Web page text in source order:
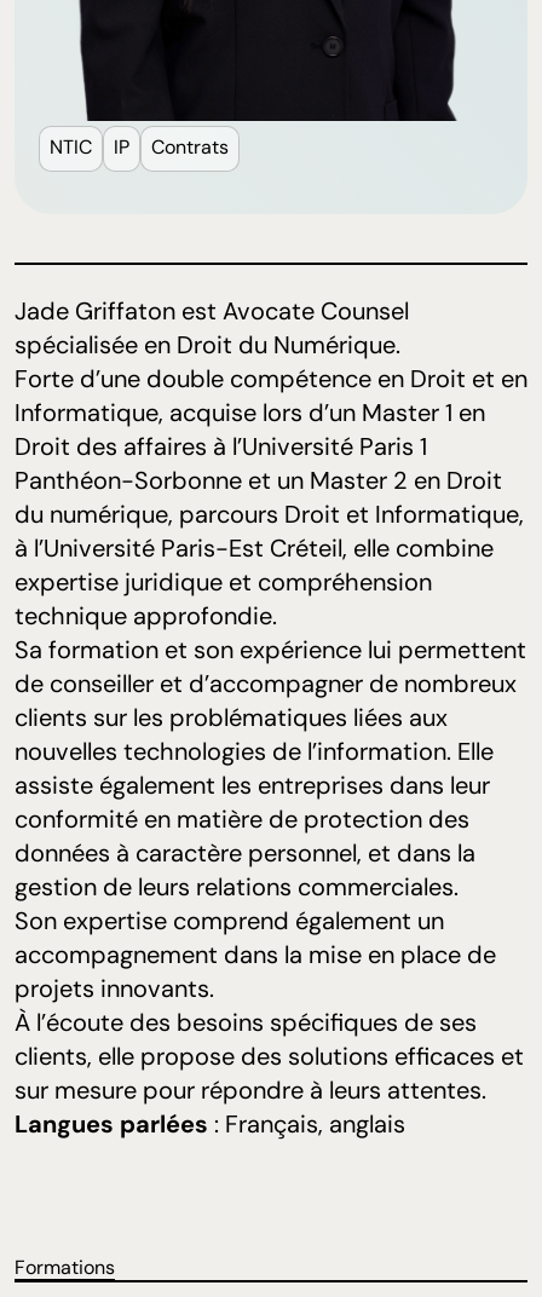
NTIC IP Contrats
Jade Griffaton est Avocate Counsel
spécialisée en Droit du Numérique.
Forte d’une double compétence en Droit et en
Informatique, acquise lors d’un Master 1 en
Droit des affaires à l’Université Paris 1
Panthéon-Sorbonne et un Master 2 en Droit
du numérique, parcours Droit et Informatique,
à l’Université Paris-Est Créteil, elle combine
expertise juridique et compréhension
technique approfondie.
Sa formation et son expérience lui permettent
de conseiller et d’accompagner de nombreux
clients sur les problématiques liées aux
nouvelles technologies de l’information. Elle
assiste également les entreprises dans leur
conformité en matière de protection des
données à caractère personnel, et dans la
gestion de leurs relations commerciales.
Son expertise comprend également un
accompagnement dans la mise en place de
projets innovants.
À l’écoute des besoins spécifiques de ses
clients, elle propose des solutions efficaces et
sur mesure pour répondre à leurs attentes.
Langues parlées : Français, anglais
Formations